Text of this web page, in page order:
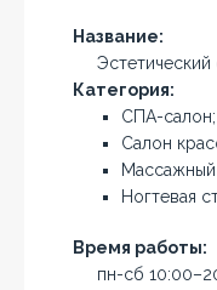
Название:
Категория:
СПА-салон;
Салон
Массажный
Ногтевая
Время работы:
пн-сб